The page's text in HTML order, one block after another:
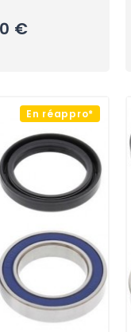
€
En réappro*